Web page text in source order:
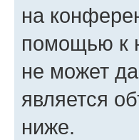
на
помощью к
не может
является
ниже.